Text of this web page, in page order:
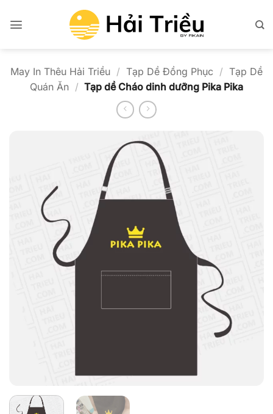
qua
May In Thêu Hải Triều / Tạp Dề Đồng Phục / Tạp Dề
Quán Ăn / Tạp dề Cháo dinh dưỡng Pika Pika